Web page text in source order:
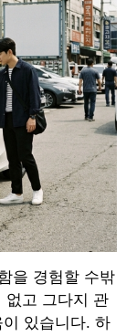
을 경험할 수밖
없고 그다지 관
있습니다. 하